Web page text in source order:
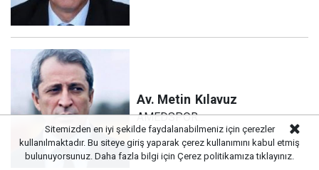
Av. Metin Kılavuz
AMEDSPOR…
Sitemizden en iyi şekilde faydalanabilmeniz için çerezler
kullanılmaktadır. Bu siteye giriş yaparak çerez kullanımını kabul etmiş
bulunuyorsunuz. Daha fazla bilgi için Çerez politikamıza tıklayınız.